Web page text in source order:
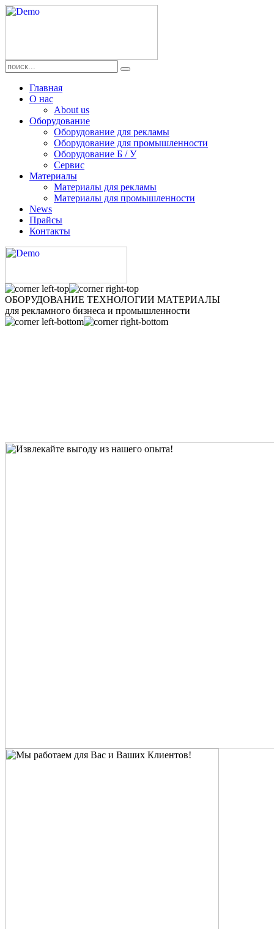
Главная
О нас
About us
Оборудование
Оборудование для рекламы
Оборудование для промышленности
Оборудование Б / У
Сервис
Материалы
Материалы для рекламы
Материалы для промышленности
News
Прайсы
Контакты
ОБОРУДОВАНИЕ ТЕХНОЛОГИИ МАТЕРИАЛЫ
для рекламного бизнеса и промышленности